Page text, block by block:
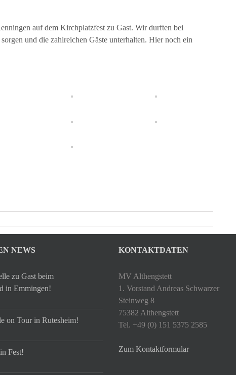
auf dem Kirchplatzfest zu Gast. Wir durften bei
und die zahlreichen Gäste unterhalten. Hier noch ein
NEWS
zu Gast beim
in Emmingen!
on Tour in Rutesheim!
Fest!
KONTAKTDATEN
MV Althengstett
1. Vorstand Andreas Schwarzer
Steinweg 8
75382 Althengstett
Tel. +49 (0) 151 5375 2585
Zum Kontaktformular